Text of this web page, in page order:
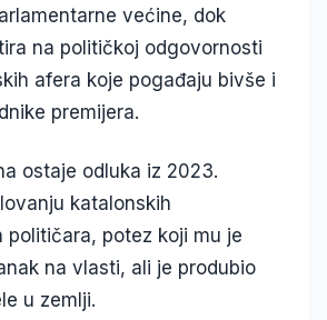
većine, dok
na političkoj odgovornosti
afera koje pogađaju bivše i
premijera.
ostaje odluka iz 2023.
katalonskih
političara, potez koji mu je
na vlasti, ali je produbio
u zemlji.